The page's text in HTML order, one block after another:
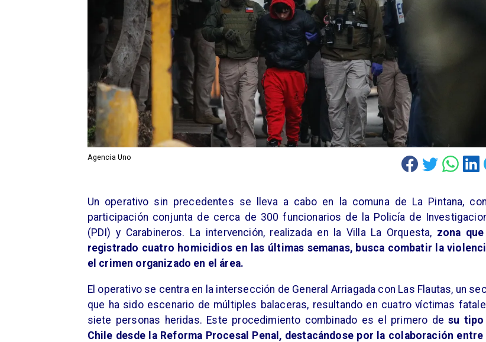
Agencia Uno
Un operativo sin precedentes se lleva a cabo en la comuna de La Pintana,
participación conjunta de cerca de 300 funcionarios de la Policía de
(PDI) y Carabineros. La intervención, realizada en la Villa La Orquesta, zona
registrado cuatro homicidios en las últimas semanas, busca combatir la
el crimen organizado en el área.
El operativo se centra en la intersección de General Arriagada con Las Flautas, un
que ha sido escenario de múltiples balaceras, resultando en cuatro víctimas
siete personas heridas. Este procedimiento combinado es el primero desu tipo
Chile desde la Reforma Procesal Penal, destacándose por la colaboración entre